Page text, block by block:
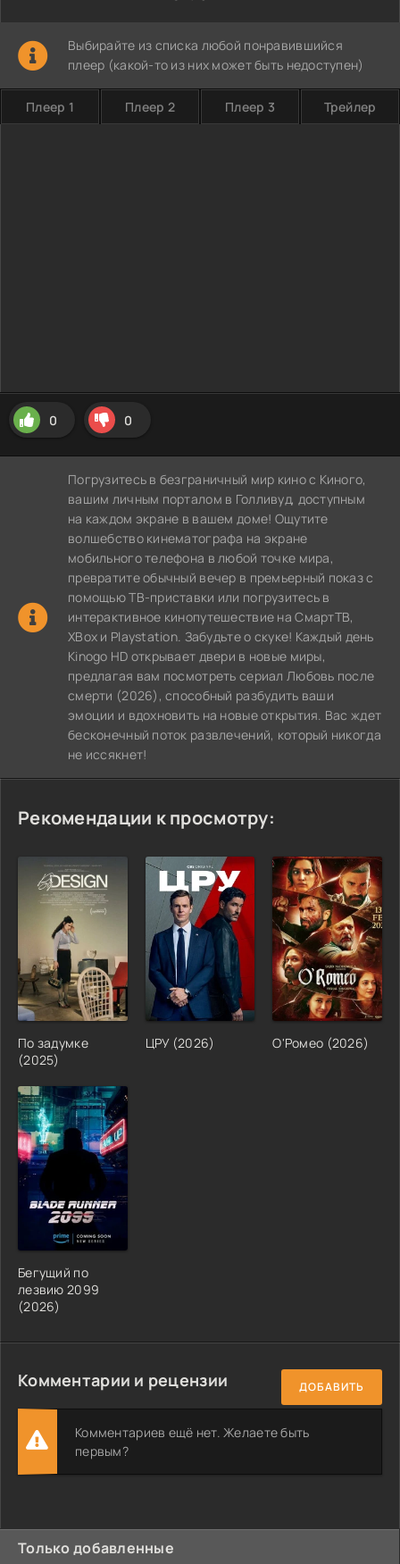
Выбирайте из списка любой понравившийся
плеер (какой-то из них может быть недоступен)
Плеер 1 Плеер 2 Плеер 3 Трейлер
0 0
Погрузитесь в безграничный мир кино с Киного,
вашим личным порталом в Голливуд, доступным
на каждом экране в вашем доме! Ощутите
волшебство кинематографа на экране
мобильного телефона в любой точке мира,
превратите обычный вечер в премьерный показ с
помощью ТВ-приставки или погрузитесь в
интерактивное кинопутешествие на СмартТВ,
XBox и Playstation. Забудьте о скуке! Каждый день
Kinogo HD открывает двери в новые миры,
предлагая вам посмотреть сериал Любовь после
смерти (2026), способный разбудить ваши
эмоции и вдохновить на новые открытия. Вас ждет
бесконечный поток развлечений, который никогда
не иссякнет!
Рекомендации к просмотру:
По задумке
(2025)
ЦРУ (2026) О'Ромео (2026)
Бегущий по
лезвию 2099
(2026)
Комментарии и рецензии ДОБАВИТЬ
Комментариев ещё нет. Желаете быть
первым?
Только добавленные